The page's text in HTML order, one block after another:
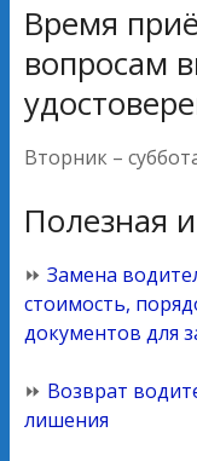
Время
вопросам
Вторник –
Полезная
⏩ Замена
стоимость,
документов для
⏩ Возврат
лишения